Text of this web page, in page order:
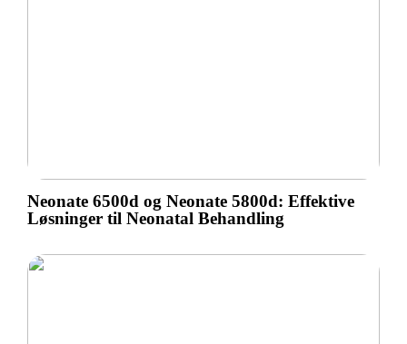
Neonate 6500d og Neonate 5800d: Effektive
Løsninger til Neonatal Behandling